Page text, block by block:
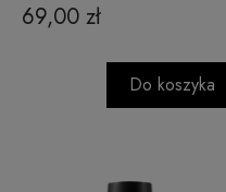
69,00 zł
Do koszyka